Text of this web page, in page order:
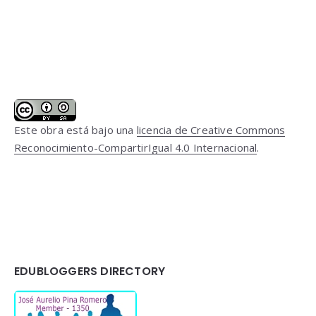
Este obra está bajo una licencia de Creative Commons
Reconocimiento-CompartirIgual 4.0 Internacional.
EDUBLOGGERS DIRECTORY